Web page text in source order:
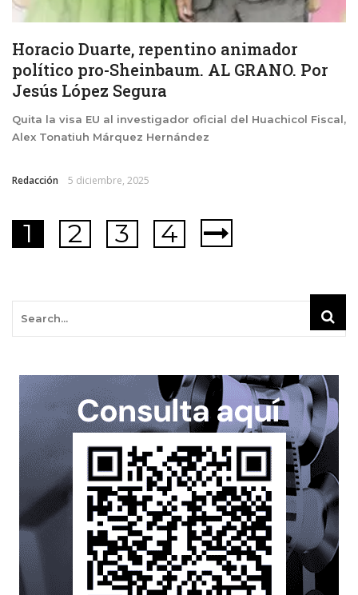
Horacio Duarte, repentino animador
político pro-Sheinbaum. AL GRANO. Por
Jesús López Segura
Quita la visa EU al investigador oficial del Huachicol Fiscal,
Alex Tonatiuh Márquez Hernández
Redacción 5 diciembre, 2025
1 2 3 4